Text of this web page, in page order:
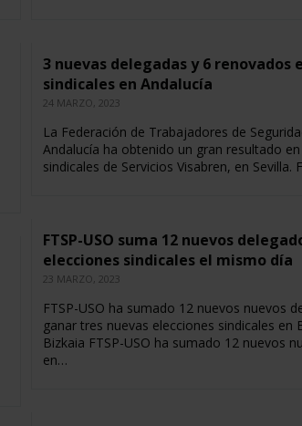
3 nuevas delegadas y 6 renovados
sindicales en Andalucía
24 MARZO, 2023
La Federación de Trabajadores de
Andalucía ha obtenido un gran resultado
sindicales de Servicios Visabren, en Sevilla.
FTSP-USO suma 12 nuevos
elecciones sindicales el mismo día
23 MARZO, 2023
FTSP-USO ha sumado 12 nuevos nuevos
ganar tres nuevas elecciones sindicales en
Bizkaia FTSP-USO ha sumado 12 nuevos
en…